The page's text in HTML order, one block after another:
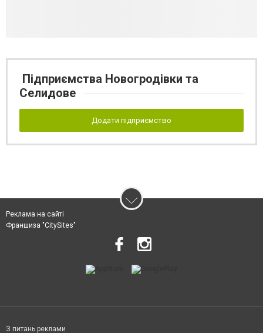
Підприємства Новогродівки та
Селидове
Додати підприємство
Реклама на сайті
Франшиза "CitySites"
З питань реклами